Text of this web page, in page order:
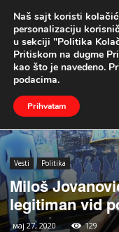
Naslovna Vesti Politika
Vesti Politika
Miloš
legitiman vid
мај 27, 2020 129
Naš sajt koristi
personalizaciju
u sekciji "Politika
Pritiskom na dugme
kao što je navedeno.
podacima.
Prihvatam